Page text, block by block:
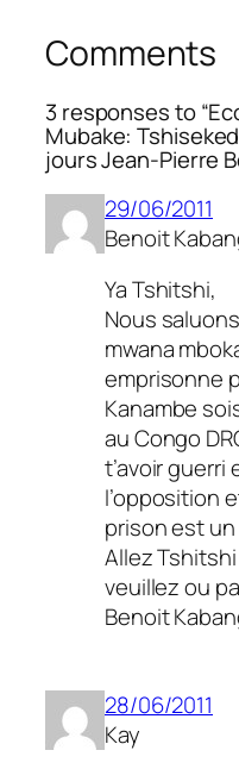
Comments
3 responses to
Mubake:
jours Jean-Pierre
29/06/2011
Benoit
Ya Tshitshi,
Nous
mwana
emprisonne
Kanambe
au Congo
t’avoir
l’opposition
prison est
Allez
veuillez ou
Benoit
28/06/2011
Kay